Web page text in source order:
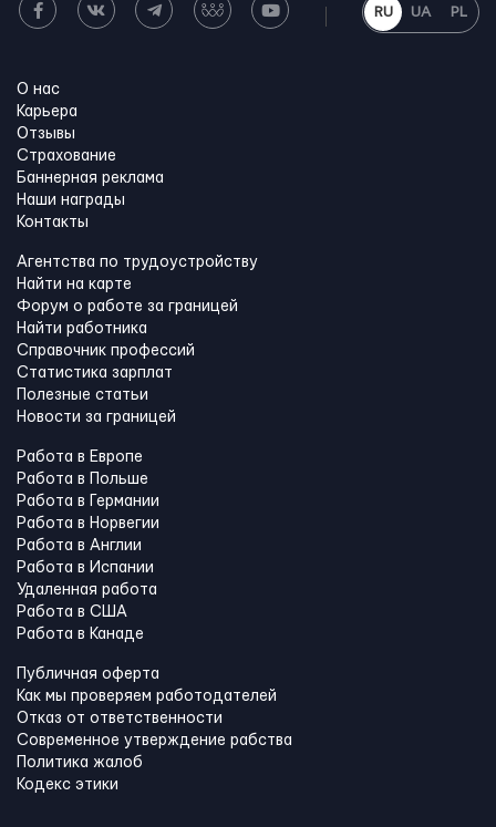
RU UA PL
О нас
Карьера
Отзывы
Страхование
Баннерная реклама
Наши награды
Контакты
Агентства по трудоустройству
Найти на карте
Форум о работе за границей
Найти работника
Справочник профессий
Статистика зарплат
Полезные статьи
Новости за границей
Работа в Европе
Работа в Польше
Работа в Германии
Работа в Норвегии
Работа в Англии
Работа в Испании
Удаленная работа
Работа в США
Работа в Канадe
Публичная оферта
Как мы проверяем работодателей
Отказ от ответственности
Современное утверждение рабства
Политика жалоб
Кодекс этики